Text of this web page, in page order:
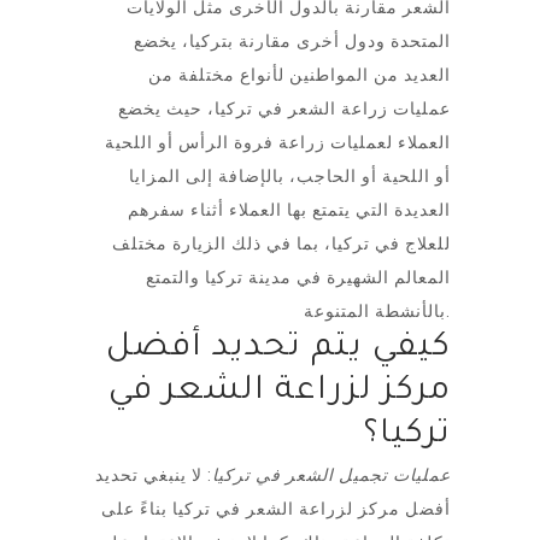
الشعر مقارنة بالدول الأخرى مثل الولايات
المتحدة ودول أخرى مقارنة بتركيا، يخضع
العديد من المواطنين لأنواع مختلفة من
عمليات زراعة الشعر في تركيا، حيث يخضع
العملاء لعمليات زراعة فروة الرأس أو اللحية
أو اللحية أو الحاجب، بالإضافة إلى المزايا
العديدة التي يتمتع بها العملاء أثناء سفرهم
للعلاج في تركيا، بما في ذلك الزيارة مختلف
المعالم الشهيرة في مدينة تركيا والتمتع
كيفي يتم تحديد أفضل
مركز لزراعة الشعر في
تركيا؟
عمليات تجميل الشعر في تركيا : لا ينبغي تحديد
أفضل مركز لزراعة الشعر في تركيا بناءً على